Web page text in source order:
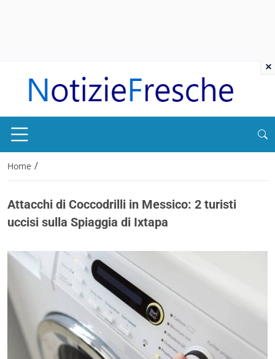
Home /
Attacchi di Coccodrilli in Messico: 2 turisti
uccisi sulla Spiaggia di Ixtapa
×